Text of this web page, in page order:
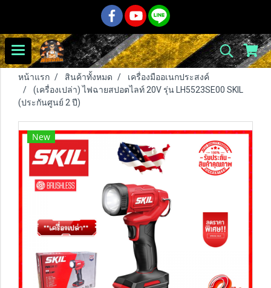
หน้าแรก สินค้าทั้งหมด
เครื่องมืออเนกประสงค์
(เครื่องเปล่า) ไฟฉายสปอตไลท์ 20V รุ่น LH5523SE00 SKIL
(ประกันศูนย์ 2 ปี)
New